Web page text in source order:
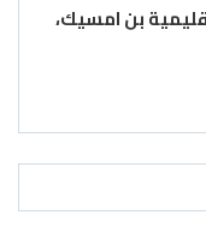
بن امسيك،